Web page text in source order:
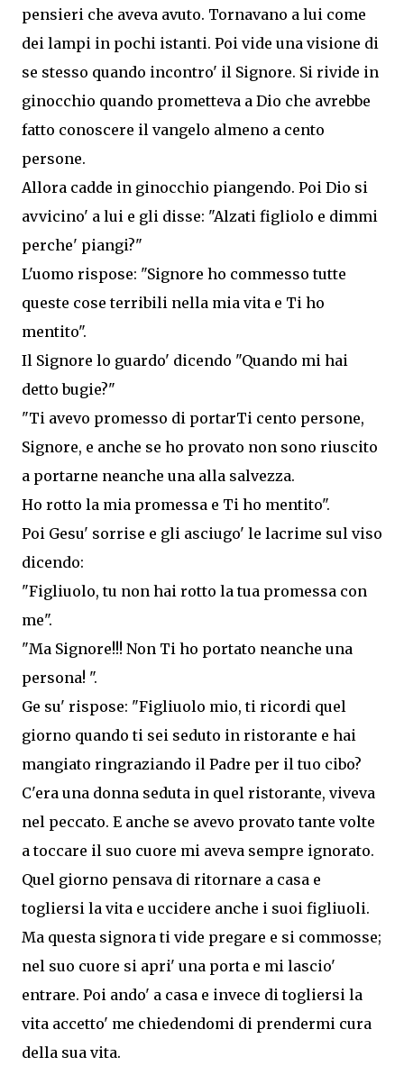
pensieri che aveva avuto. Tornavano a lui come
dei lampi in pochi istanti. Poi vide una visione di
se stesso quando incontro' il Signore. Si rivide in
ginocchio quando prometteva a Dio che avrebbe
fatto conoscere il vangelo almeno a cento
persone.
Allora cadde in ginocchio piangendo. Poi Dio si
avvicino' a lui e gli disse: "Alzati figliolo e dimmi
perche' piangi?"
L'uomo rispose: "Signore ho commesso tutte
queste cose terribili nella mia vita e Ti ho
mentito".
Il Signore lo guardo' dicendo "Quando mi hai
detto bugie?"
"Ti avevo promesso di portarTi cento persone,
Signore, e anche se ho provato non sono riuscito
a portarne neanche una alla salvezza.
Ho rotto la mia promessa e Ti ho mentito".
Poi Gesu' sorrise e gli asciugo' le lacrime sul viso
dicendo:
"Figliuolo, tu non hai rotto la tua promessa con
me".
"Ma Signore!!! Non Ti ho portato neanche una
persona! ".
Ge su' rispose: "Figliuolo mio, ti ricordi quel
giorno quando ti sei seduto in ristorante e hai
mangiato ringraziando il Padre per il tuo cibo?
C'era una donna seduta in quel ristorante, viveva
nel peccato. E anche se avevo provato tante volte
a toccare il suo cuore mi aveva sempre ignorato.
Quel giorno pensava di ritornare a casa e
togliersi la vita e uccidere anche i suoi figliuoli.
Ma questa signora ti vide pregare e si commosse;
nel suo cuore si apri' una porta e mi lascio'
entrare. Poi ando' a casa e invece di togliersi la
vita accetto' me chiedendomi di prendermi cura
della sua vita.